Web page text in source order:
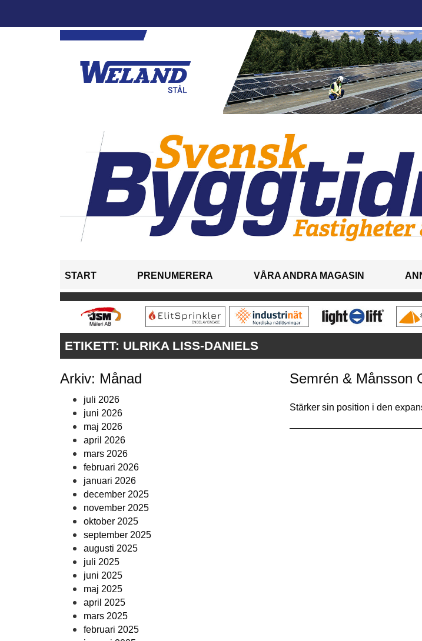
START PRENUMERERA VÅRA ANDRA MAGASIN
ETIKETT: ULRIKA LISS-DANIELS
Arkiv: Månad
juli 2026
juni 2026
maj 2026
april 2026
mars 2026
februari 2026
januari 2026
december 2025
november 2025
oktober 2025
september 2025
augusti 2025
juli 2025
juni 2025
maj 2025
april 2025
mars 2025
februari 2025
Semrén & Månsson
Stärker sin position i den